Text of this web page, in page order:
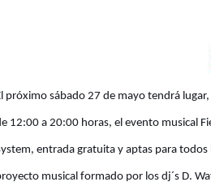
próximo sábado 27 de mayotendrá lugar,
12:00 a 20:00 horas, el evento musical
, entrada gratuita y aptas para todos
musical formado por los dj´s D.